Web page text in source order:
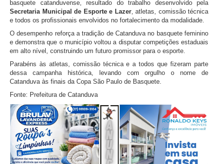
basquete catanduvense, resultado do trabalho desenvolvido pela
Secretaria Municipal de Esporte e Lazer, atletas, comissão técnica
e todos os profissionais envolvidos no fortalecimento da modalidade.
O desempenho reforça a tradição de Catanduva no basquete feminino
e demonstra que o município voltou a disputar competições estaduais
em alto nível, construindo um futuro promissor para o esporte.
Parabéns às atletas, comissão técnica e a todos que fizeram parte
dessa campanha histórica, levando com orgulho o nome de
Catanduva às finais da Copa São Paulo de Basquete.
Fonte: Prefeitura de Catanduva